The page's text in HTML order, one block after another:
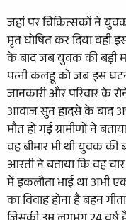
जहां पर चिकित्सकों ने
मृत घोषित कर दिया वही
के बाद जब युवक की बड़ी
पत्नी कलहू को जब इस
जानकारी और परिवार के
आवाज सुन हादसे के बाद
मौत हो गई ग्रामीणों ने
वह बीमार भी थी युवक की
आरती ने बताया कि वह
में इकलौता भाई था अभी
का विवाह होना है बहन गीता